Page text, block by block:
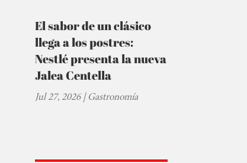
El sabor de un clásico
llega a los postres:
Nestlé presenta la nueva
Jalea Centella
Jul 27, 2026|Gastronomía